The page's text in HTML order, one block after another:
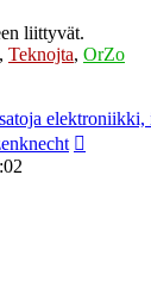
liittyvät.
, Teknojta, OrZo